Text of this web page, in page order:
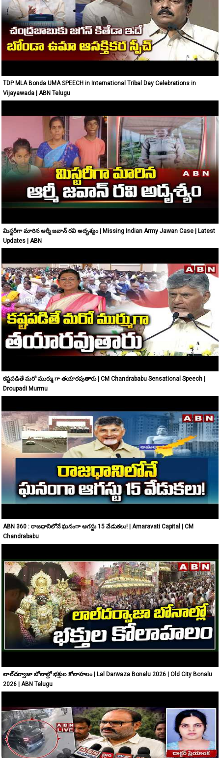
TDP MLA Bonda UMA SPEECH in International Tribal Day Celebrations in
Vijayawada | ABN Telugu
మిస్టరీగా మారిన ఆర్మీ జవాన్ రవి అదృశ్యం | Missing Indian Army Jawan Case | Latest
Updates | ABN
కష్టపడితే మరో ముర్ము గా తయారవుతారు | CM Chandrababu Sensational Speech |
Droupadi Murmu
ABN 360 : రాజధానిలోనే ఘనంగా ఆగస్టు 15 వేడుకలు! | Amaravati Capital | CM
Chandrababu
లాల్​దర్వాజా బోనాల్లో భక్తుల కోలాహలం | Lal Darwaza Bonalu 2026 | Old City Bonalu
2026 | ABN Telugu